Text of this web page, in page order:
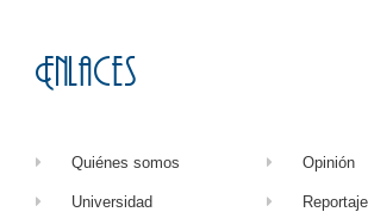
Enlaces
Quiénes somos
Universidad
Opinión